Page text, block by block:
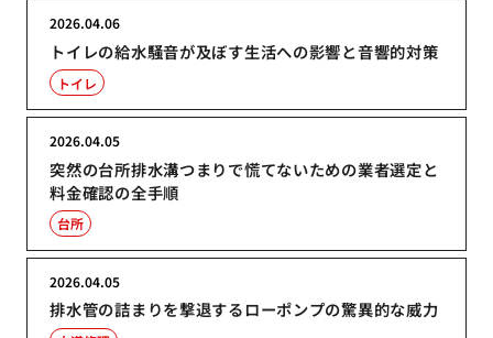
トイレの給水騒音が及ぼす生活への影響と音響的対策
2026.04.06
トイレ
突然の台所排水溝つまりで慌てないための業者選定と
料金確認の全手順
2026.04.05
台所
排水管の詰まりを撃退するローポンプの驚異的な威力
2026.04.05